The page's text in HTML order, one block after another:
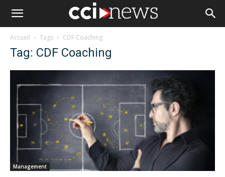
Accueil Tags CDF Coaching
Tag: CDF Coaching
Management